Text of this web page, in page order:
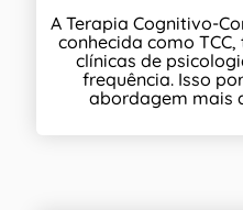
A Terapia Cognitivo-
conhecida como
clínicas de
frequência. Isso
abordagem mais